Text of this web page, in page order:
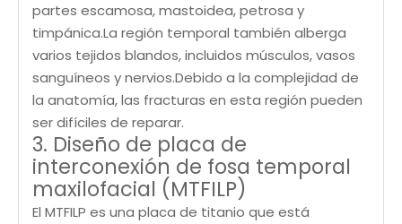
partes escamosa, mastoidea, petrosa y
timpánica.La región temporal también alberga
varios tejidos blandos, incluidos músculos, vasos
sanguíneos y nervios.Debido a la complejidad de
la anatomía, las fracturas en esta región pueden
ser difíciles de reparar.
3. Diseño de placa de
interconexión de fosa temporal
maxilofacial (MTFILP)
El MTFILP es una placa de titanio que está